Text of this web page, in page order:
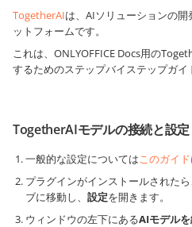
TogetherAIは、AIソリューションの
ットフォームです。
これは、ONLYOFFICE Docs用の
するためのステップバイステップガイ
TogetherAIモデルの接続と設定
一般的な設定についてはこのガイド
プラグインがインストールされたら
ブに移動し、 設定を開きます。
ウィンドウの左下にあるAIモデル